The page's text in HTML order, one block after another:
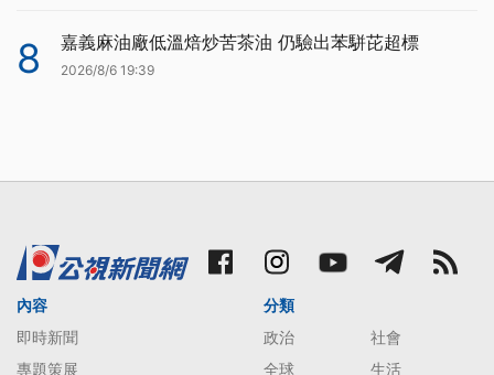
8 嘉義麻油廠低溫焙炒苦茶油 仍驗出苯駢芘超標
2026/8/6 19:39
內容
即時新聞
專題策展
分類
政治
社會
全球
生活